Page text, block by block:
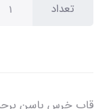
تعداد
قاب خرس باسن